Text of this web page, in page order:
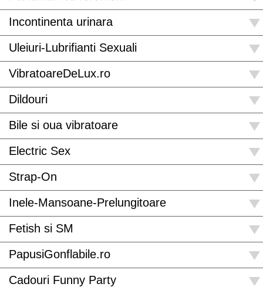
Incontinenta urinara
Uleiuri-Lubrifianti Sexuali
VibratoareDeLux.ro
Dildouri
Bile si oua vibratoare
Electric Sex
Strap-On
Inele-Mansoane-Prelungitoare
Fetish si SM
PapusiGonflabile.ro
Cadouri Funny Party